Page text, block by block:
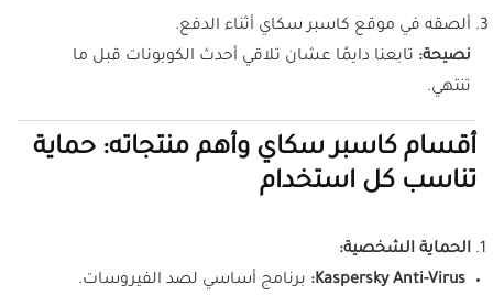
ألصقه في موقع كاسبر سكاي أثناء الدفع.
نصيحة: تابعنا دايمًا عشان تلاقي أحدث الكوبونات قبل ما
تنتهي.
أقسام كاسبر سكاي وأهم منتجاته: حماية
تناسب كل استخدام
الحماية الشخصية:
Kaspersky Anti-Virus:
برنامج أساسي لصد الفيروسات.